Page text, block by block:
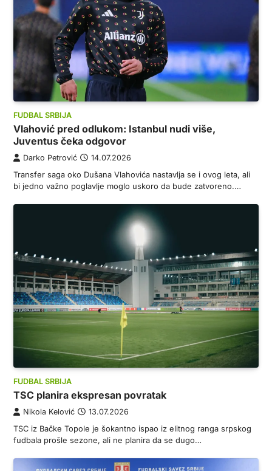
FUDBAL SRBIJA
Vlahović pred odlukom: Istanbul nudi više,
Juventus čeka odgovor
Darko Petrović 14.07.2026
Transfer saga oko Dušana Vlahovića nastavlja se i ovog leta, ali
bi jedno važno poglavlje moglo uskoro da bude zatvoreno.…
FUDBAL SRBIJA
TSC planira ekspresan povratak
Nikola Kelović 13.07.2026
TSC iz Bačke Topole je šokantno ispao iz elitnog ranga srpskog
fudbala prošle sezone, ali ne planira da se dugo…